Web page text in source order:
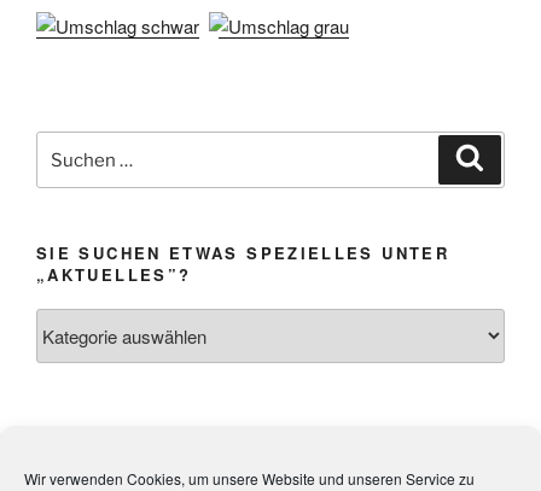
Wir verwenden Cookies, um unsere Website und unseren Service zu
nach:
SIE SUCHEN ETWAS SPEZIELLES UNTER
„AKTUELLES”?
suchen
„Aktuelles”?
Datenschutz
Kandel